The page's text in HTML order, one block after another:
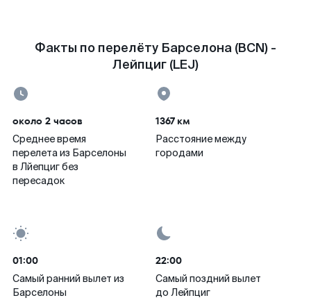
Факты по перелёту Барселона (BCN) -
Лейпциг (LEJ)
около 2 часов
Среднее время
перелета из Барселоны
в Лйепциг без
пересадок
1367 км
Расстояние между
городами
01:00
Самый ранний вылет из
Барселоны
22:00
Самый поздний вылет
до Лейпциг